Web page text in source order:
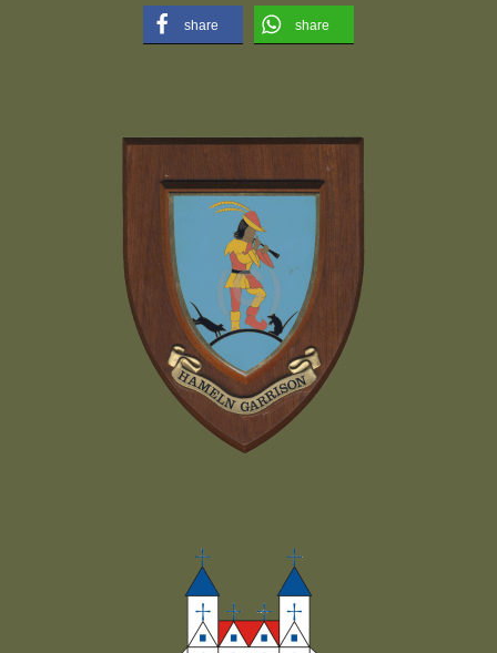
share share